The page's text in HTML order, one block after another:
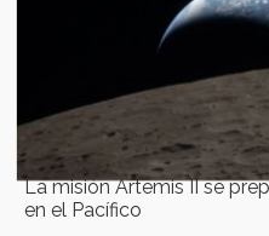
La misión Artemis II se
en el Pacífico